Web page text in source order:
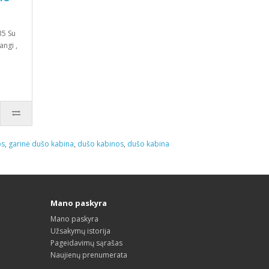
Su
,
, garinė dušo kabina, dušo kabinos, dušo kabina
Mano paskyra
Mano paskyra
Užsakymų istorija
Pageidavimų sąrašas
Naujienų prenumerata